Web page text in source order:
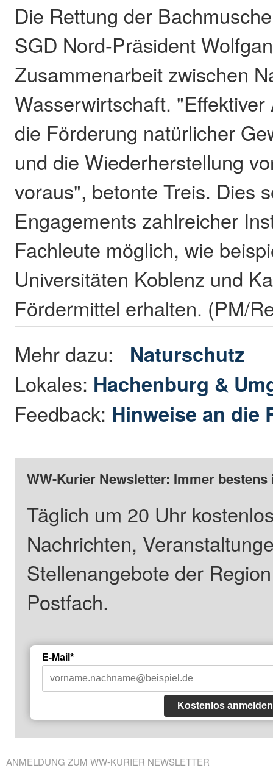
Die Rettung der
SGD Nord-Präsident
Zusammenarbeit zwischen
Wasserwirtschaft.
die Förderung natürlicher
und die Wiederherstellung
voraus", betonte Treis. Dies
Engagements zahlreicher
Fachleute möglich, wie
Universitäten Koblenz und
Fördermittel erhalten. (PM/
Mehr dazu: Naturschutz
Lokales: Hachenburg &
Feedback: Hinweise an die
WW-Kurier Newsletter: Immer
Täglich um 20 Uhr
Nachrichten,
Stellenangebote der
Postfach.
E-Mail*
Kostenlos anmelden
ANMELDUNG ZUM WW-KURIER NEWSLETTER